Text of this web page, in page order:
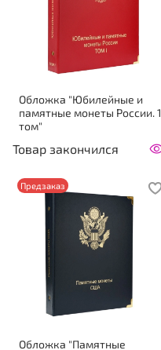
Обложка "Юбилейные и
памятные монеты России. 1
том"
Товар закончился
Предзаказ
Обложка "Памятные